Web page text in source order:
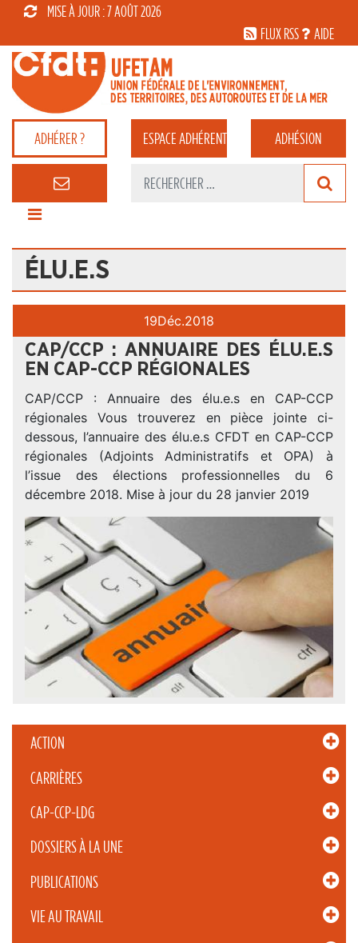
MISE À JOUR : 7 AOÛT 2026
FLUX RSS
AIDE
ADHÉRER ? ESPACEADHÉRENT ADHÉSION
ÉLU.E.S
ACTION
CARRIÈRES
CAP-CCP-LDG
DOSSIERS À LA UNE
PUBLICATIONS
VIE AU TRAVAIL
19Déc.2018
CAP/CCP : ANNUAIRE DES ÉLU.E.S
EN CAP-CCP RÉGIONALES
CAP/CCP : Annuaire des élu.e.s en CAP-CCP
régionales Vous trouverez en pièce jointe ci-
dessous, l’annuaire des élu.e.s CFDT en CAP-CCP
régionales (Adjoints Administratifs et OPA) à
l’issue des élections professionnelles du 6
décembre 2018. Mise à jour du 28 janvier 2019